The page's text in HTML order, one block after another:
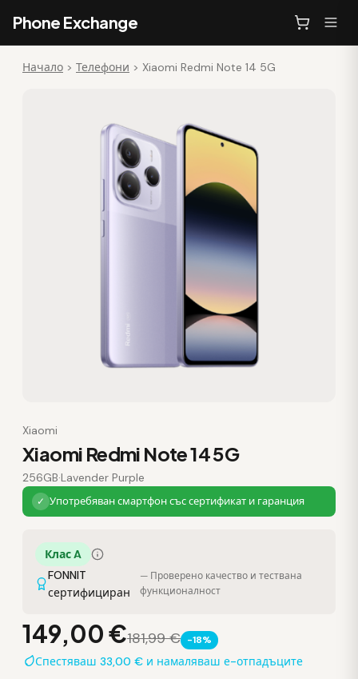
Phone Exchange
Начало > Телефони > Xiaomi Redmi Note 14 5G
Xiaomi
Xiaomi Redmi Note 14 5G
256GB·Lavender Purple
✓ Употребяван смартфон със сертификат и гаранция
Клас A
FONNIT
сертифициран
— Проверено качество и тествана
функционалност
149,00 €181,99 € -18%
Спестяваш 33,00 € и намаляваш е-отпадъците